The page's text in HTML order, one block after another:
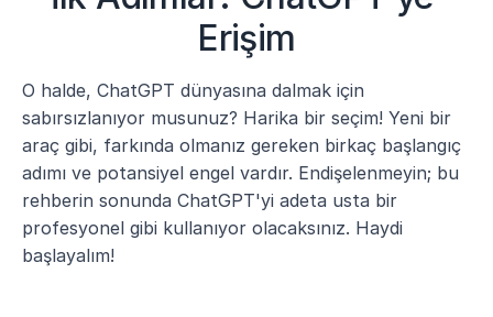
Erişim
O halde, ChatGPT dünyasına dalmak için
sabırsızlanıyor musunuz? Harika bir seçim! Yeni bir
araç gibi, farkında olmanız gereken birkaç başlangıç
adımı ve potansiyel engel vardır. Endişelenmeyin; bu
rehberin sonunda ChatGPT'yi adeta usta bir
profesyonel gibi kullanıyor olacaksınız. Haydi
başlayalım!